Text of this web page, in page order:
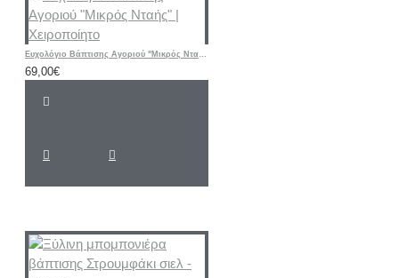
Ευχολόγιο Βάπτισης Αγοριού "Μικρός Νταής" | Χειροποίητο
69,00€